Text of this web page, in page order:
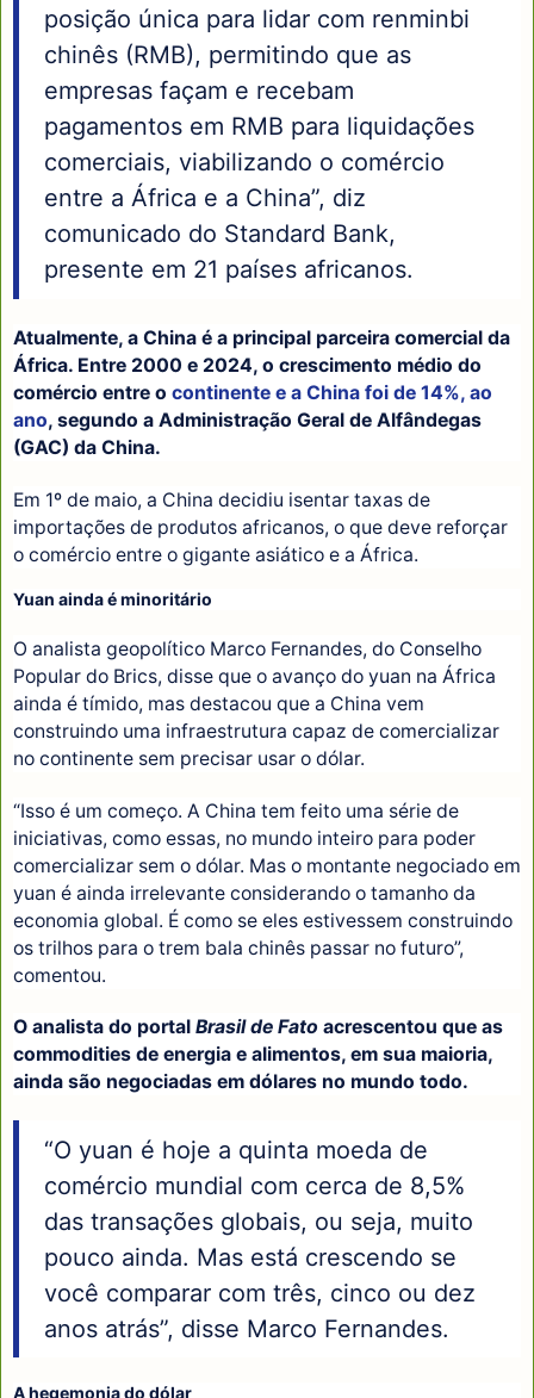
posição única para lidar com renminbi
chinês (RMB), permitindo que as
empresas façam e recebam
pagamentos em RMB para liquidações
comerciais, viabilizando o comércio
entre a África e a China”, diz
comunicado do Standard Bank,
presente em 21 países africanos.
Atualmente, a China é a principal parceira comercial da
África. Entre 2000 e 2024, o crescimento médio do
comércio entre o continente e a China foi de 14%, ao
ano, segundo a Administração Geral de Alfândegas
(GAC) da China.
Em 1º de maio, a China decidiu isentar taxas de
importações de produtos africanos, o que deve reforçar
o comércio entre o gigante asiático e a África.
Yuan ainda é minoritário
O analista geopolítico Marco Fernandes, do Conselho
Popular do Brics, disse que o avanço do yuan na África
ainda é tímido, mas destacou que a China vem
construindo uma infraestrutura capaz de comercializar
no continente sem precisar usar o dólar.
“Isso é um começo. A China tem feito uma série de
iniciativas, como essas, no mundo inteiro para poder
comercializar sem o dólar. Mas o montante negociado em
yuan é ainda irrelevante considerando o tamanho da
economia global. É como se eles estivessem construindo
os trilhos para o trem bala chinês passar no futuro”,
comentou.
O analista do portal Brasil de Fato acrescentou que as
commodities de energia e alimentos, em sua maioria,
ainda são negociadas em dólares no mundo todo.
“O yuan é hoje a quinta moeda de
comércio mundial com cerca de 8,5%
das transações globais, ou seja, muito
pouco ainda. Mas está crescendo se
você comparar com três, cinco ou dez
anos atrás”, disse Marco Fernandes.
A hegemonia do dólar